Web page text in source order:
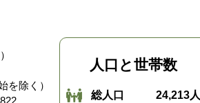
）
を除く）
人口と世帯数
総人口 24,213人